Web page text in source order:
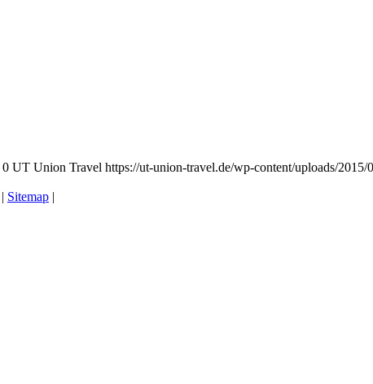
0 UT Union Travel https://ut-union-travel.de/wp-content/uploads/
| Sitemap |